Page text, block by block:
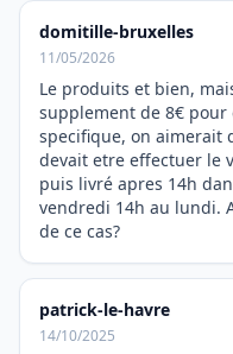
domitille-bruxelles
11/05/2026
Le produits et bien,
supplement de 8€
specifique, on aimerait
devait etre effectuer le
puis livré apres 14h
vendredi 14h au lundi.
de ce cas?
patrick-le-havre
14/10/2025